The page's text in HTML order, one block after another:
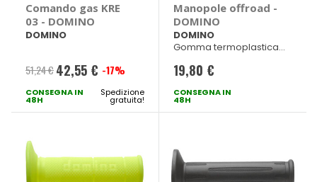
Comando gas KRE
03 - DOMINO
DOMINO
51,24 € Prezzo
speciale
42,55 € -17%
CONSEGNA IN
48H
Spedizione
gratuita!
Manopole offroad -
DOMINO
DOMINO
Gomma termoplastica
Nero/rosso dx 120mm sx
123mm
19,80 €
CONSEGNA IN
48H